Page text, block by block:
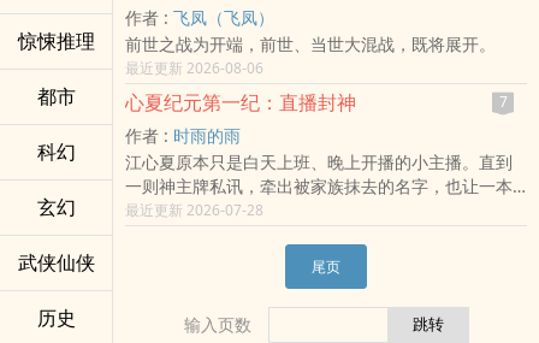
惊悚推理
都市
科幻
玄幻
武侠仙侠
历史
作者 : 飞凤（飞凤）
前世之战为开端，前世、当世大混战，既将展开。
最近更新 2026-08-06
心夏纪元第一纪：直播封神 7
作者 : 时雨的雨
江心夏原本只是白天上班、晚上开播的小主播。直到
一则神主牌私讯，牵出被家族抹去的名字，也让一本
灰册子在镜头外悄然翻页。 他以为自己只是在整理人
间旧事，却不知道每一次守住名字、饭水、香火与承
诺，都在替信仰立下第一块根基。 当直播间的观众开
始相信他，当亡者与活人都在门外等待，六界也终于
注意到：有人，正在人间揭开他们的故事。
新书目前有存稿，每晚八点，一天五章!
最近更新 2026-07-28
尾页
输入页数